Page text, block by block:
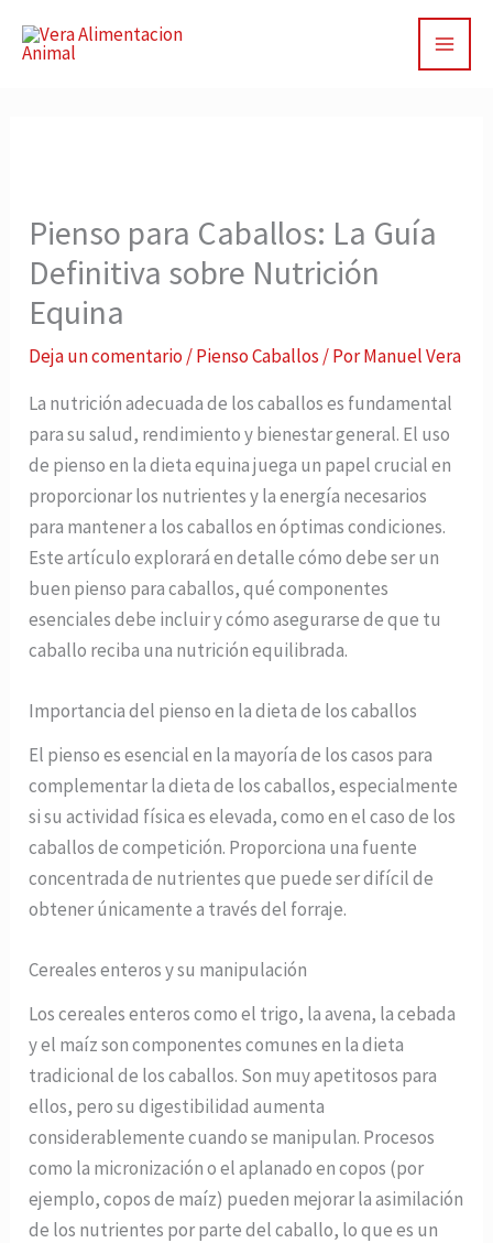
Pienso para Caballos: La Guía
Definitiva sobre Nutrición
Equina
Deja un comentario /Pienso Caballos / PorManuel Vera
La nutrición adecuada de los caballos es fundamental
para su salud, rendimiento y bienestar general. El uso
de pienso en la dieta equina juega un papel crucial en
proporcionar los nutrientes y la energía necesarios
para mantener a los caballos en óptimas condiciones.
Este artículo explorará en detalle cómo debe ser un
buen pienso para caballos, qué componentes
esenciales debe incluir y cómo asegurarse de que tu
caballo reciba una nutrición equilibrada.
Importancia del pienso en la dieta de los caballos
El pienso es esencial en la mayoría de los casos para
complementar la dieta de los caballos, especialmente
si su actividad física es elevada, como en el caso de los
caballos de competición. Proporciona una fuente
concentrada de nutrientes que puede ser difícil de
obtener únicamente a través del forraje.
Cereales enteros y su manipulación
Los cereales enteros como el trigo, la avena, la cebada
y el maíz son componentes comunes en la dieta
tradicional de los caballos. Son muy apetitosos para
ellos, pero su digestibilidad aumenta
considerablemente cuando se manipulan. Procesos
como la micronización o el aplanado en copos (por
ejemplo, copos de maíz) pueden mejorar la asimilación
de los nutrientes por parte del caballo, lo que es un